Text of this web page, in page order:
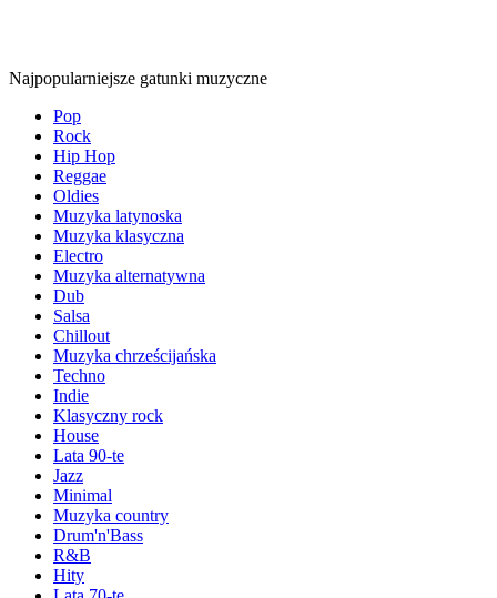
Najpopularniejsze gatunki muzyczne
Pop
Rock
Hip Hop
Reggae
Oldies
Muzyka latynoska
Muzyka klasyczna
Electro
Muzyka alternatywna
Dub
Salsa
Chillout
Muzyka chrześcijańska
Techno
Indie
Klasyczny rock
House
Lata 90-te
Jazz
Minimal
Muzyka country
Drum'n'Bass
R&B
Hity